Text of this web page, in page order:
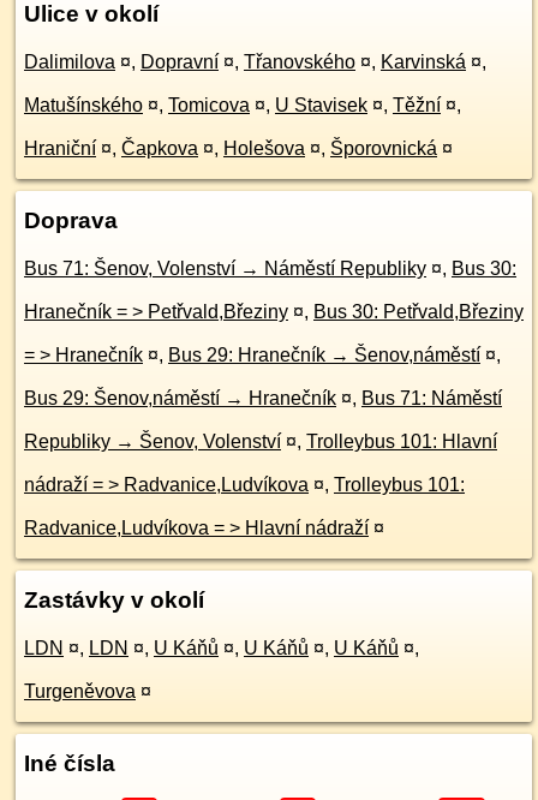
Ulice v okolí
Dalimilova ¤, Dopravní ¤, Třanovského ¤, Karvinská ¤,
Matušínského ¤, Tomicova ¤, U Stavisek ¤, Těžní ¤,
Hraniční ¤, Čapkova ¤, Holešova ¤, Šporovnická ¤
Doprava
Bus 71: Šenov, Volenství → Náměstí Republiky ¤, Bus 30:
Hranečník = > Petřvald,Březiny ¤, Bus 30: Petřvald,Březiny
= > Hranečník ¤, Bus 29: Hranečník → Šenov,náměstí ¤,
Bus 29: Šenov,náměstí → Hranečník ¤, Bus 71: Náměstí
Republiky → Šenov, Volenství ¤, Trolleybus 101: Hlavní
nádraží = > Radvanice,Ludvíkova ¤, Trolleybus 101:
Radvanice,Ludvíkova = > Hlavní nádraží ¤
Zastávky v okolí
LDN ¤, LDN ¤, U Káňů ¤, U Káňů ¤, U Káňů ¤,
Turgeněvova ¤
Iné čísla